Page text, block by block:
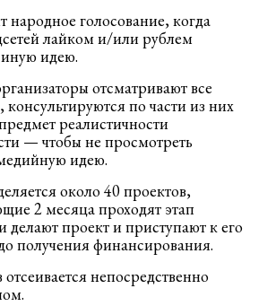
народное голосование, когда
лайком и/или рублем
идею.
отсматривают все
по части из них
реалистичности
— чтобы не просмотреть
идею.
около 40 проектов,
2 месяца проходят этап
делают проект и приступают к его
получения финансирования.
отсеивается непосредственно